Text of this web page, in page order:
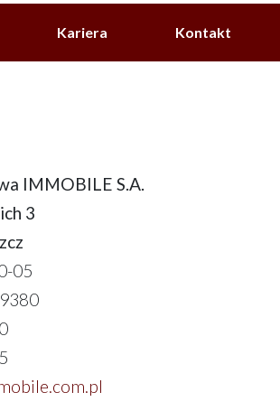
Kariera Kontakt
IMMOBILE S.A.
3
05